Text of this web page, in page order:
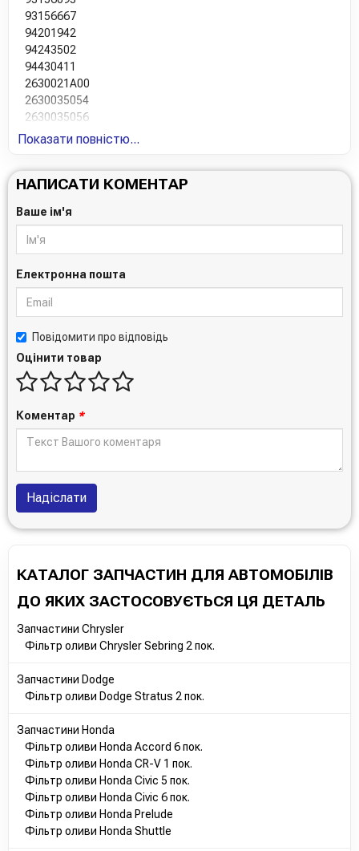
93156667
94201942
94243502
94430411
2630021A00
2630035054
2630035056
K9665400
MD097003
MD322508
650393
5650304
2630035500
MD136466
MD136790
94456741
2630035501
MD356000
2630021020
15400PR3505
2630035502
15400PT7005
MZ690116
RFY214302
RF0123802A9A
RF0123802A
15400PR3305
2630035A00
037023802
134514300
B35914302
B63014300
B6Y014300
B6Y014302
N23123802
N3Y614302
RF7914302
RFYZ14302
MD007095
MD17440
ME017440
Показати повністю...
НАПИСАТИ КОМЕНТАР
Ваше ім'я
Електронна пошта
Повідомити про відповідь
Оцінити товар
Коментар *
Надіслати
КАТАЛОГ ЗАПЧАСТИН ДЛЯ АВТОМОБІЛІВ
ДО ЯКИХ ЗАСТОСОВУЄТЬСЯ ЦЯ ДЕТАЛЬ
Запчастини Chrysler
Фільтр оливи Chrysler Sebring 2 пок.
Запчастини Dodge
Фільтр оливи Dodge Stratus 2 пок.
Запчастини Honda
Фільтр оливи Honda Accord 6 пок.
Фільтр оливи Honda CR-V 1 пок.
Фільтр оливи Honda Civic 5 пок.
Фільтр оливи Honda Civic 6 пок.
Фільтр оливи Honda Prelude
Фільтр оливи Honda Shuttle